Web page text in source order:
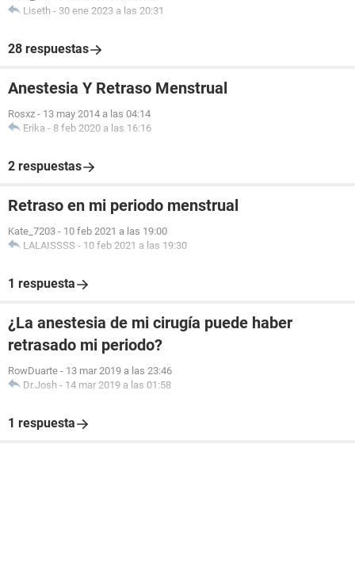
Liseth - 30 ene 2023 a las 20:31
28 respuestas
Anestesia Y Retraso Menstrual
Rosxz - 13 may 2014 a las 04:14
Erika - 8 feb 2020 a las 16:16
2 respuestas
Retraso en mi periodo menstrual
Kate_7203 - 10 feb 2021 a las 19:00
LALAISSSS - 10 feb 2021 a las 19:30
1 respuesta
¿La anestesia de mi cirugía puede haber
retrasado mi periodo?
RowDuarte - 13 mar 2019 a las 23:46
Dr.Josh - 14 mar 2019 a las 01:58
1 respuesta